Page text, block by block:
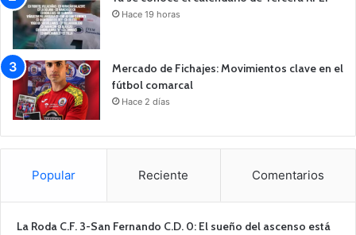
Hace 19 horas
Mercado de Fichajes: Movimientos clave en el
fútbol comarcal
Hace 2 días
Popular Reciente Comentarios
La Roda C.F. 3-San Fernando C.D. 0: El sueño del ascenso está